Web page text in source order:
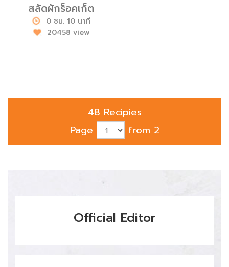
สลัดผักร็อคเก็ต
0 ชม. 10 นาที
20458 view
48 Recipies
Page
from 2
Official Editor